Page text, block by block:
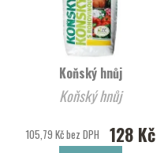
Koňský hnůj
Koňský hnůj
105,79 Kč bez DPH 128 Kč